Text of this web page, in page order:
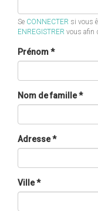
Se CONNECTER si vous
ENREGISTRER vous afin
Prénom*
Nom de famille*
Adresse*
Ville*